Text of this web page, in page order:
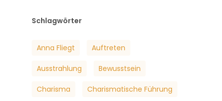
Schlagwörter
Anna Fliegt Auftreten
Ausstrahlung Bewusstsein
Charisma Charismatische Führung